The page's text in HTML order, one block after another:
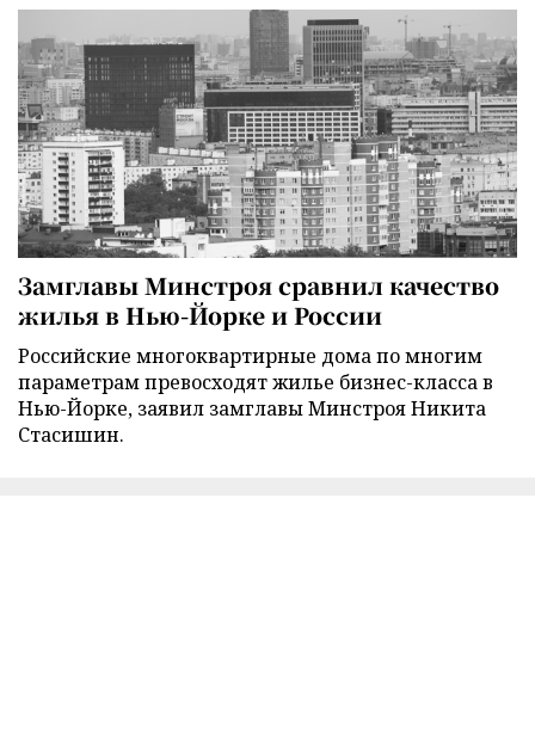
Замглавы Минстроя сравнил качество
жилья в Нью-Йорке и России
Российские многоквартирные дома по многим
параметрам превосходят жилье бизнес-класса в
Нью-Йорке, заявил замглавы Минстроя Никита
Стасишин.